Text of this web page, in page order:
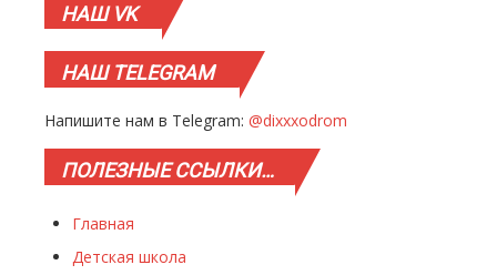
НАШVK
НАШTELEGRAM
Напишите нам в Telegram: @dixxxodrom
ПОЛЕЗНЫЕССЫЛКИ…
Главная
Детская школа